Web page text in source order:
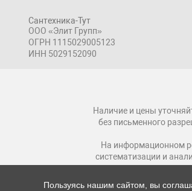
Сантехника-Тут
ООО «Элит Групп»
ОГРН 1115029005123
ИНН 5029152090
Наличие и цены
без письменного
На информационном
систематизации и
Пользуясь нашим сайтом, вы